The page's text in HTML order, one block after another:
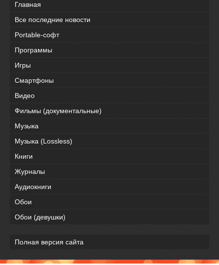
Главная
Все последние новости
Portable-софт
Программы
Игры
Смартфоны
Видео
Фильмы (документальные)
Музыка
Музыка (Lossless)
Книги
Журналы
Аудиокниги
Обои
Обои (девушки)
Полная версия сайта